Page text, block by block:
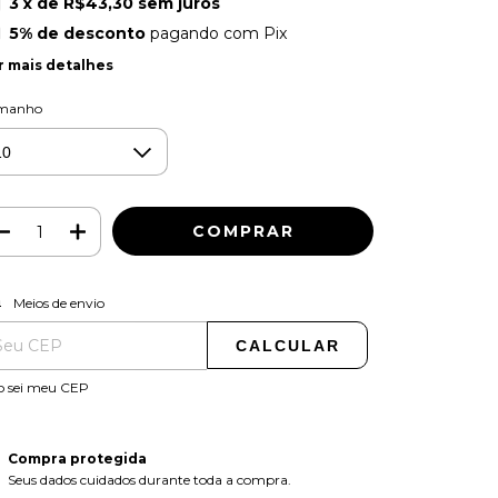
5% de descontopagando com Pix
mais detalhes
para o CEP:
Meios de envio
CALCULAR
sei meu CEP
Compra protegida
Seus dados cuidados durante toda a compra.